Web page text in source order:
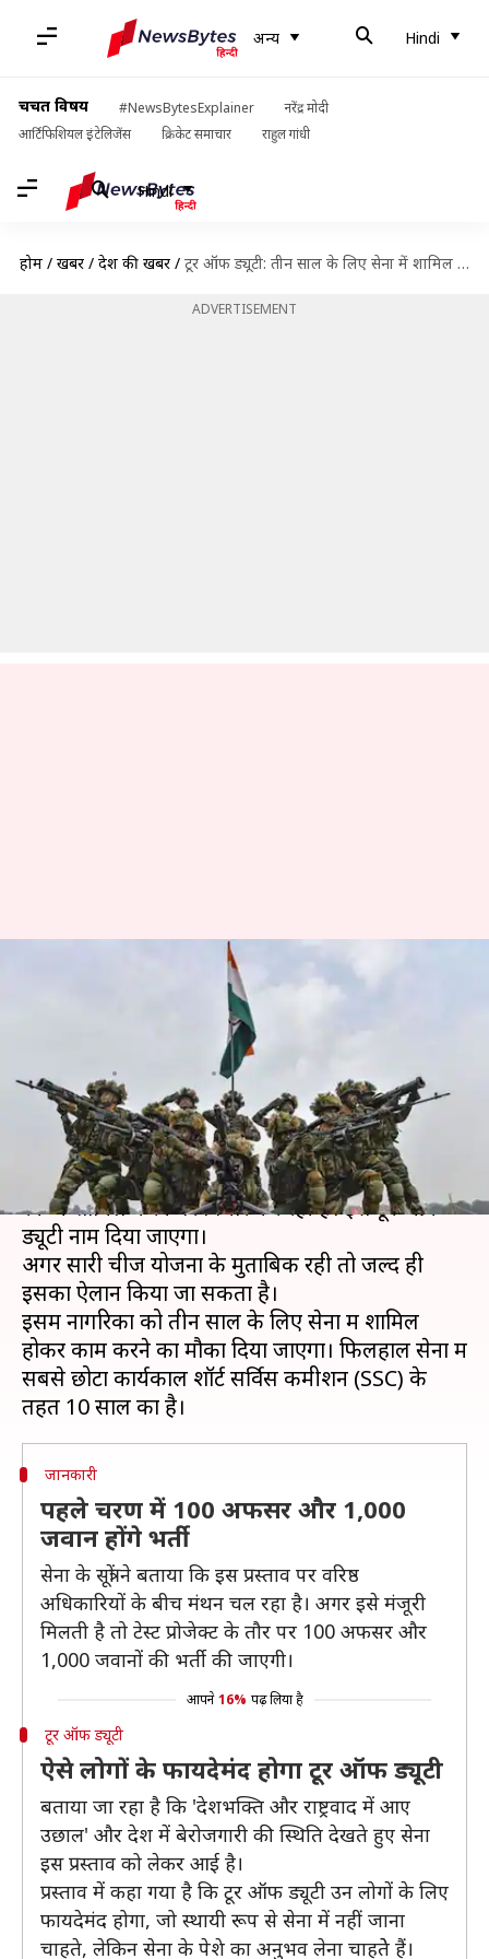
अन्य Hindi
चर्चित विषय #NewsBytesExplainer
नरेंद्र मोदी
आर्टिफिशियल इंटेलिजेंस
क्रिकेट समाचार राहुल गांधी
Hindi
होम / खबरें / देश की खबरें / टूर ऑफ ड्यूटी: तीन साल के लिए सेना में शामिल हो सकेंगे आम नागरिक
ADVERTISEMENT
टूर ऑफ ड्यूटी: तीन साल के लिए
सेना में शामिल हो सकेंगे आम
11:46 am
क्या है खबर?
भारतीय सेना तीन साल के लिए आम नागरिकों को अपनी
रैंक में शामिल करने पर विचार कर रही है। इसे टूर ऑफ
ड्यूटी नाम दिया जाएगा।
अगर सारी चीजें योजना के मुताबिक रही तो जल्द ही
इसका ऐलान किया जा सकता है।
इसमें नागरिकों को तीन साल के लिए सेना में शामिल
होकर काम करने का मौका दिया जाएगा। फिलहाल सेना में
सबसे छोटा कार्यकाल शॉर्ट सर्विस कमीशन (SSC) के
जानकारी
पहले चरण में 100 अफसर और 1,000
जवान होंगे भर्ती
सेना के सूत्रों ने बताया कि इस प्रस्ताव पर वरिष्ठ
अधिकारियों के बीच मंथन चल रहा है। अगर इसे मंजूरी
मिलती है तो टेस्ट प्रोजेक्ट के तौर पर 100 अफसर और
1,000 जवानों की भर्ती की जाएगी।
आपने 16% पढ़ लिया है
टूर ऑफ ड्यूटी
ऐसे लोगों के फायदेमंद होगा टूर ऑफ ड्यूटी
बताया जा रहा है कि 'देशभक्ति और राष्ट्रवाद में आए
उछाल' और देश में बेरोजगारी की स्थिति देखते हुए सेना
इस प्रस्ताव को लेकर आई है।
प्रस्ताव में कहा गया है कि टूर ऑफ ड्यूटी उन लोगों के लिए
फायदेमंद होगा, जो स्थायी रूप से सेना में नहीं जाना
चाहते, लेकिन सेना के पेशे का अनुभव लेना चाहतेे हैं।